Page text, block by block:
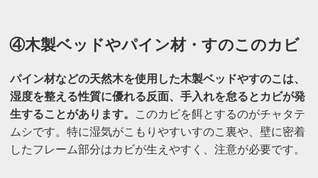
④木製ベッドやパイン材・すのこのカビ
パイン材などの天然木を使用した木製ベッドやすのこは、
湿度を整える性質に優れる反面、手入れを怠るとカビが発
生することがあります。
このカビを餌とするのがチャタテ
ムシです。特に湿気がこもりやすいすのこ裏や、壁に密着
したフレーム部分はカビが生えやすく、注意が必要です。